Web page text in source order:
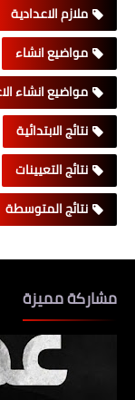
ملازم الاعدادية
مواضيع انشاء
مواضيع انشاء
نتائج الابتدائية
نتائج التعيينات
نتائج المتوسطة
مشاركة مميزة